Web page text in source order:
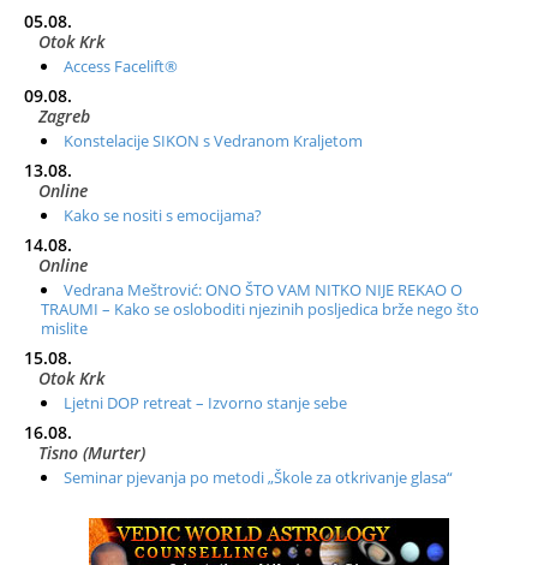
05.08.
Otok Krk
Access Facelift®
09.08.
Zagreb
Konstelacije SIKON s Vedranom Kraljetom
13.08.
Online
Kako se nositi s emocijama?
14.08.
Online
Vedrana Meštrović: ONO ŠTO VAM NITKO NIJE REKAO O
TRAUMI – Kako se osloboditi njezinih posljedica brže nego što
mislite
15.08.
Otok Krk
Ljetni DOP retreat – Izvorno stanje sebe
16.08.
Tisno (Murter)
Seminar pjevanja po metodi „Škole za otkrivanje glasa“
Radionica: Pomagači iz drugih dimenzija Online – otvoreno za